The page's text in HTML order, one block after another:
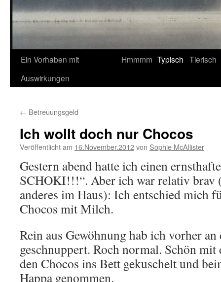
Ein Vorhaben mit
Auswirkungen
Hmmmm Typisch Tierisch
← Betreuungsgeld
Ich wollt doch nur Chocos
Veröffentlicht am 16.November.2012von Sophie McAllister
Gestern abend hatte ich einen
SCHOKI!!!“. Aber ich war relativ brav
anderes im Haus): Ich entschied mich
Chocos mit Milch.
Rein aus Gewöhnung hab ich vorher
geschnuppert. Roch normal. Schön mit
den Chocos ins Bett gekuschelt und
Happa genommen.